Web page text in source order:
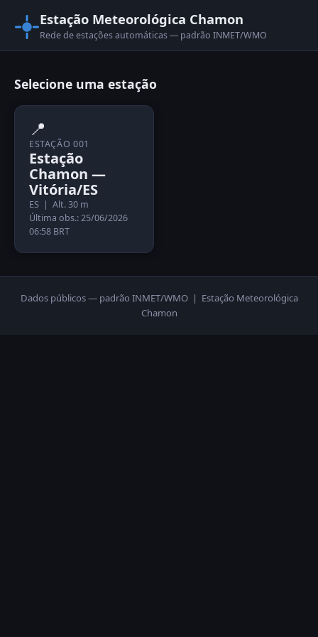
Estação Meteorológica Chamon
Rede de estações automáticas — padrão INMET/WMO
Selecione uma estação
📍
ESTAÇÃO 001
Estação
Chamon —
Vitória/ES
ES | Alt. 30 m
Última obs.: 25/06/2026
06:58 BRT
Dados públicos — padrão INMET/WMO | Estação Meteorológica
Chamon